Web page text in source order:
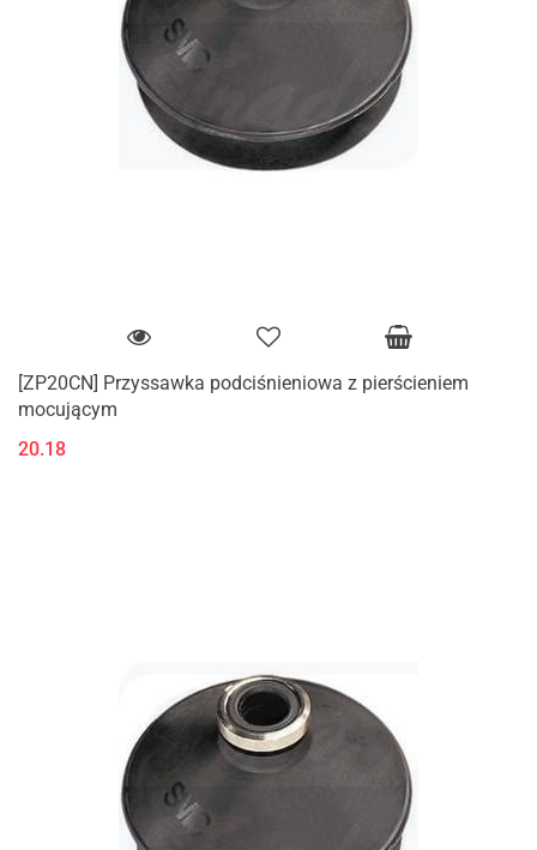
[ZP20CN] Przyssawka podciśnieniowa z pierścieniem
mocującym
20.18